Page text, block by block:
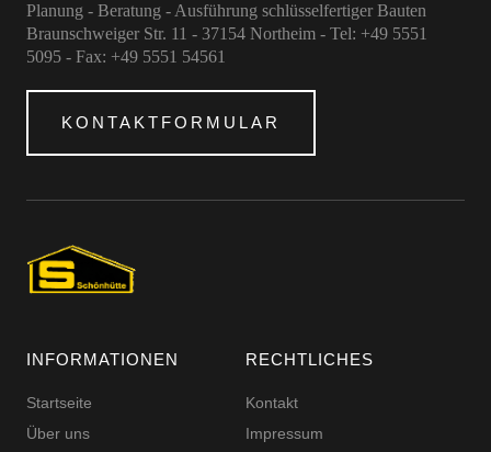
Planung - Beratung - Ausführung schlüsselfertiger Bauten
Braunschweiger Str. 11 - 37154 Northeim - Tel: +49 5551
5095 - Fax: +49 5551 54561
KONTAKTFORMULAR
INFORMATIONEN
Startseite
Über uns
RECHTLICHES
Kontakt
Impressum